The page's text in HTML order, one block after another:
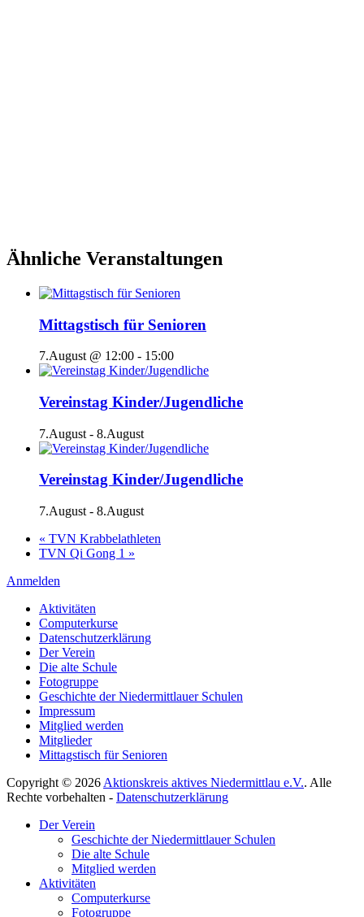
Ähnliche Veranstaltungen
Mittagstisch für Senioren
7.August @ 12:00 - 15:00
Vereinstag Kinder/Jugendliche
7.August - 8.August
Vereinstag Kinder/Jugendliche
7.August - 8.August
« TVN Krabbelathleten
TVN Qi Gong 1 »
Anmelden
Aktivitäten
Computerkurse
Datenschutzerklärung
Der Verein
Die alte Schule
Fotogruppe
Geschichte der Niedermittlauer Schulen
Impressum
Mitglied werden
Mitglieder
Mittagstisch für Senioren
Copyright © 2026 Aktionskreis aktives Niedermittlau e.V.. Alle
Rechte vorbehalten - Datenschutzerklärung
scrollenDer Verein
Geschichte der Niedermittlauer Schulen
Die alte Schule
Mitglied werden
Aktivitäten
Computerkurse
Fotogruppe